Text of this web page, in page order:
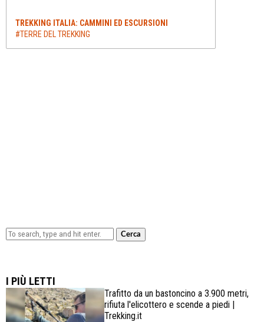
TREKKING ITALIA: CAMMINI ED ESCURSIONI
#TERRE DEL TREKKING
Cerca
I PIÙ LETTI
Trafitto da un bastoncino a 3.900 metri,
rifiuta l'elicottero e scende a piedi |
Trekking.it